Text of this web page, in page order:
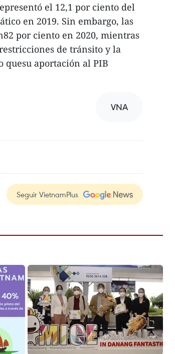
el 12,1 por ciento del
en 2019. Sin embargo, las
por ciento en 2020, mientras
de tránsito y la
quesu aportación al PIB
VNA
Seguir VietnamPlus